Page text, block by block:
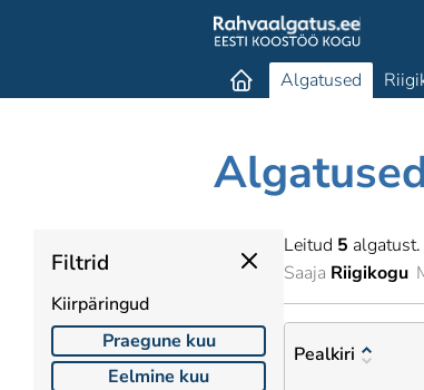
Algatused
Filtrid
Kiirpäringud
Praegune kuu
Eelmine kuu
Leitud 5 algatust.
Saaja Riigikogu
Pealkiri